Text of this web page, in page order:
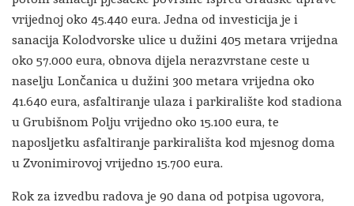
vrijednoj oko 45.440 eura. Jedna od investicija je i
sanacija Kolodvorske ulice u dužini 405 metara vrijedna
oko 57.000 eura, obnova dijela nerazvrstane ceste u
naselju Lončanica u dužini 300 metara vrijedna oko
41.640 eura, asfaltiranje ulaza i parkiralište kod stadiona
u Grubišnom Polju vrijedno oko 15.100 eura, te
naposljetku asfaltiranje parkirališta kod mjesnog doma
u Zvonimirovoj vrijedno 15.700 eura.
Rok za izvedbu radova je 90 dana od potpisa ugovora,